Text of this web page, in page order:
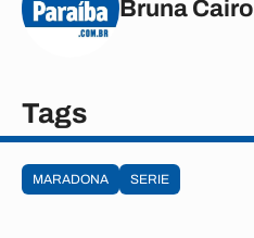
Bruna Cairo
Tags
MARADONA SERIE